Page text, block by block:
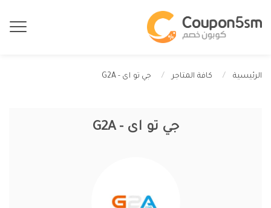
الرئيسية كافة المتاجر جي تو اى - G2A
جي تو اى - G2A